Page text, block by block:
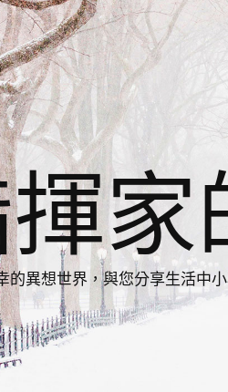
家
的異想世界，與您分享生活中